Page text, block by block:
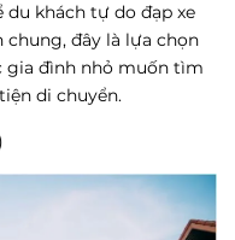
du khách tự do đạp xe
chung, đây là lựa chọn
gia đình nhỏ muốn tìm
di chuyển.